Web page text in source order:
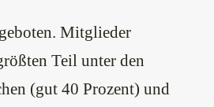
Mitglieder
Teil unter den
(gut 40 Prozent) und